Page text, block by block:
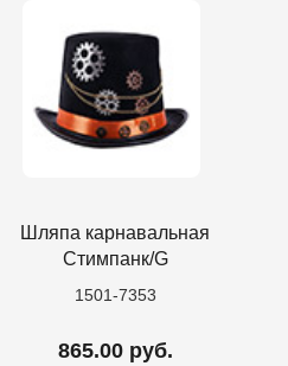
Шляпа карнавальная
Стимпанк/G
1501-7353
865.00 руб.